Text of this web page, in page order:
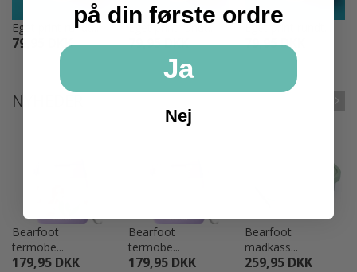
Eget print rundt...
79,95 DKK
Eget print rundt...
79,95 DKK
Eget print rundt...
79,95 DKK
NYHEDER
Bearfoot
termobe...
179,95 DKK
Bearfoot
termobe...
179,95 DKK
Bearfoot
madkass...
259,95 DKK
på din første ordre
Ja
Nej